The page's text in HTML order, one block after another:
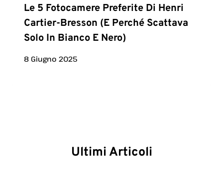
Le 5 Fotocamere Preferite Di Henri
Cartier-Bresson (e Perché Scattava
Solo In Bianco E Nero)
8 Giugno 2025
Ultimi Articoli